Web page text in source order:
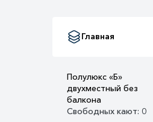
Главная
Полулюкс «Б»
двухместный без
балкона
Свободных кают: 0